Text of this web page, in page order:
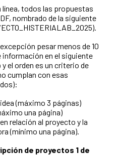
línea, todos las propuestas
nombrado de la siguiente
pesar menos de 10
información en el siguiente
el orden es un criterio de
cumplan con esas
(máximo 3 páginas)
una página)
relación al proyecto y la
(mínimo una página).
de proyectos 1 de